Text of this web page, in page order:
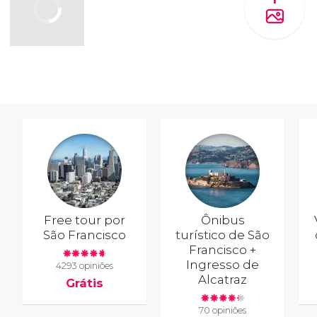
Free tour por
São Francisco
4293 opiniões
Grátis
Ônibus
turístico de São
Francisco +
Ingresso de
Alcatraz
70 opiniões